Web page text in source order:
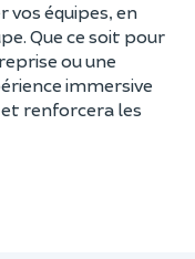
vos équipes, en
Que ce soit pour
ou une
immersive
renforcera les